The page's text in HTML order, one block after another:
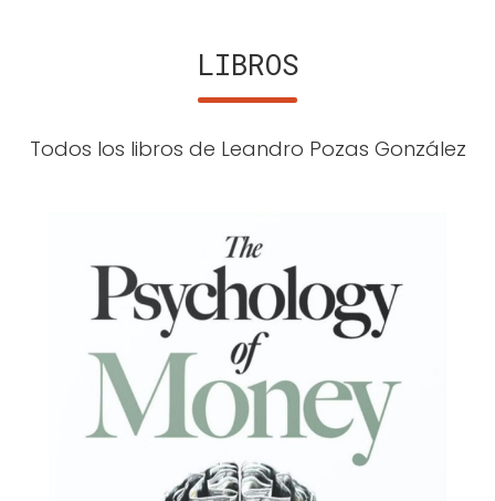
LIBROS
Todos los libros de Leandro Pozas González